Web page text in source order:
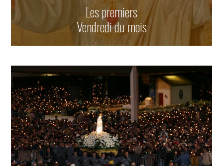
Les premiers
Vendredi du mois